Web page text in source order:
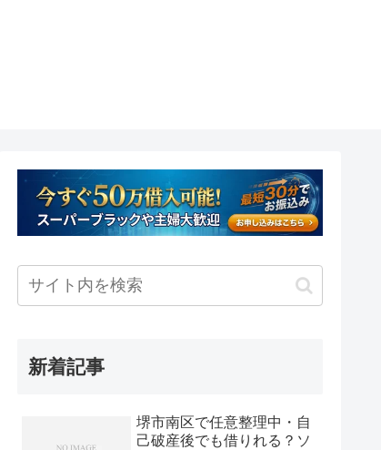
新着記事
堺市南区で任意整理中・自
己破産後でも借りれる？ソ